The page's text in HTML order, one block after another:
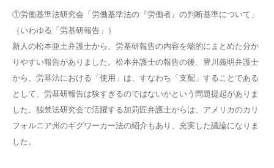
①労働基準法研究会「労働基準法の『労働者』の判断基準について」
（いわゆる「労基研報告」）
新人の松本亜土弁護士から、労基研報告の内容を端的にまとめた分か
りやすい報告がありました。松本弁護士の報告の後、豊川義明弁護士
から、労基法における「使用」は、すなわち「支配」することである
として、労基研報告は狭すぎるのではないかという問題提起がありま
した。独禁法研究会で活躍する加苅匠弁護士からは、アメリカのカリ
フォルニア州のギグワーカー法の紹介もあり、充実した議論になりま
した。